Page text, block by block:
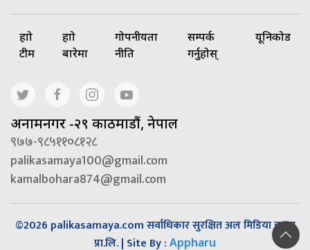
हाम्रो
टीम
हाम्रो
बारेमा
गोपनीयता
नीति
सम्पर्क
गर्नुहोस्
यूनिकोड
अनामनगर -२९ काठमाडौं, नेपाल
९७७-९८५११०८१२८
palikasamaya100@gmail.com
kamalbohara874@gmail.com
©2026 palikasamaya.com सर्वाधिकार सुरक्षित अल मिडिया हाउस
प्रा.लि. | Site By : Appharu